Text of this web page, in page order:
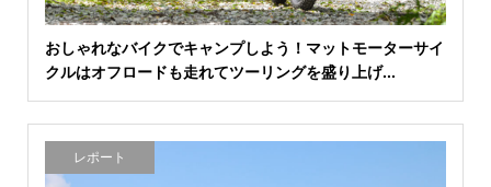
おしゃれなバイクでキャンプしよう！マットモーターサイ
クルはオフロードも走れてツーリングを盛り上げ...
レポート